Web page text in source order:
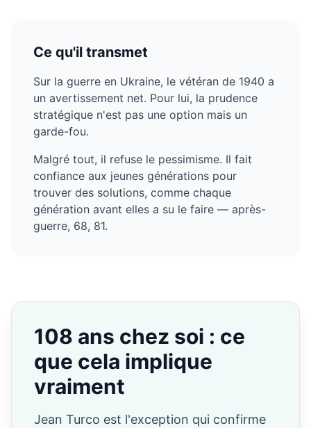
Ce qu'il transmet
Sur la guerre en Ukraine, le vétéran de 1940 a
un avertissement net. Pour lui, la prudence
stratégique n'est pas une option mais un
garde-fou.
Malgré tout, il refuse le pessimisme. Il fait
confiance aux jeunes générations pour
trouver des solutions, comme chaque
génération avant elles a su le faire — après-
guerre, 68, 81.
108 ans chez soi : ce
que cela implique
vraiment
Jean Turco est l'exception qui confirme